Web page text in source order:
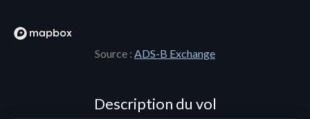
Source : ADS-B Exchange
Description du vol